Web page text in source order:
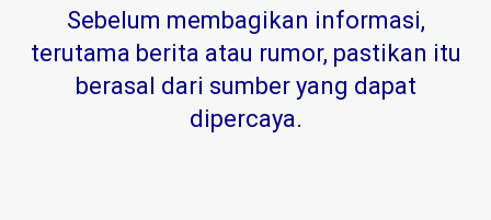
Sebelum membagikan informasi,
terutama berita atau rumor, pastikan itu
berasal dari sumber yang dapat
dipercaya.